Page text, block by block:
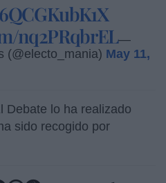
nq2PRqbrEL—
(@electo_mania) May 11,
Debate lo ha realizado
sido recogido por